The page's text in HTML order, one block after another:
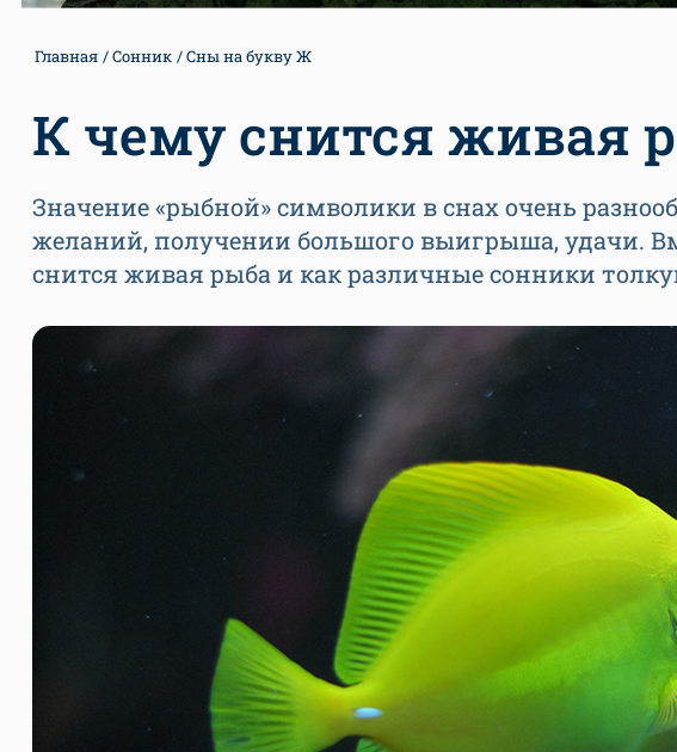
Главная Сонник Сны на букву Ж
К чему снится живая
Значение «рыбной» символики в снах очень
желаний, получении большого выигрыша, удачи.
снится живая рыба и как различные сонники